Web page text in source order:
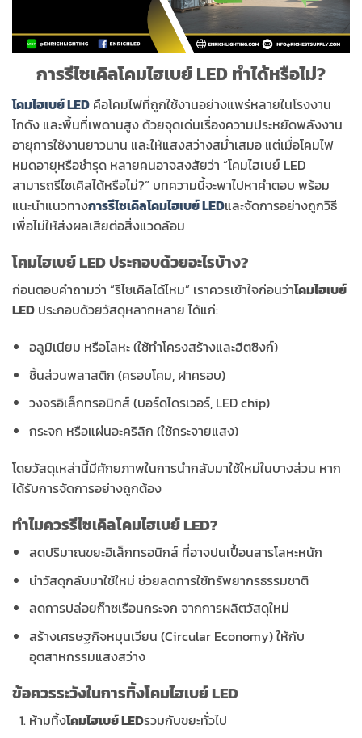
การรีไซเคิลโคมไฮเบย์ LED ทำได้หรือไม่?
โคมไฮเบย์ LED คือโคมไฟที่ถูกใช้งานอย่างแพร่หลายในโรงงาน
โกดัง และพื้นที่เพดานสูง ด้วยจุดเด่นเรื่องความประหยัดพลังงาน
อายุการใช้งานยาวนาน และให้แสงสว่างสม่ำเสมอ แต่เมื่อโคมไฟ
หมดอายุหรือชำรุด หลายคนอาจสงสัยว่า “โคมไฮเบย์ LED
สามารถรีไซเคิลได้หรือไม่?” บทความนี้จะพาไปหาคำตอบ พร้อม
แนะนำแนวทางการรีไซเคิลโคมไฮเบย์ LEDและจัดการอย่างถูกวิธี
เพื่อไม่ให้ส่งผลเสียต่อสิ่งแวดล้อม
โคมไฮเบย์ LED ประกอบด้วยอะไรบ้าง?
ก่อนตอบคำถามว่า “รีไซเคิลได้ไหม” เราควรเข้าใจก่อนว่าโคมไฮเบย์
LED ประกอบด้วยวัสดุหลากหลาย ได้แก่:
อลูมิเนียม หรือโลหะ (ใช้ทำโครงสร้างและฮีตซิงก์)
ชิ้นส่วนพลาสติก (ครอบโคม, ฝาครอบ)
วงจรอิเล็กทรอนิกส์ (บอร์ดไดรเวอร์, LED chip)
กระจก หรือแผ่นอะคริลิก (ใช้กระจายแสง)
โดยวัสดุเหล่านี้มีศักยภาพในการนำกลับมาใช้ใหม่ในบางส่วน หาก
ได้รับการจัดการอย่างถูกต้อง
ทำไมควรรีไซเคิลโคมไฮเบย์ LED?
ลดปริมาณขยะอิเล็กทรอนิกส์ ที่อาจปนเปื้อนสารโลหะหนัก
นำวัสดุกลับมาใช้ใหม่ ช่วยลดการใช้ทรัพยากรธรรมชาติ
ลดการปล่อยก๊าซเรือนกระจก จากการผลิตวัสดุใหม่
สร้างเศรษฐกิจหมุนเวียน (Circular Economy) ให้กับ
อุตสาหกรรมแสงสว่าง
ข้อควรระวังในการทิ้งโคมไฮเบย์ LED
ห้ามทิ้งโคมไฮเบย์ LEDรวมกับขยะทั่วไป